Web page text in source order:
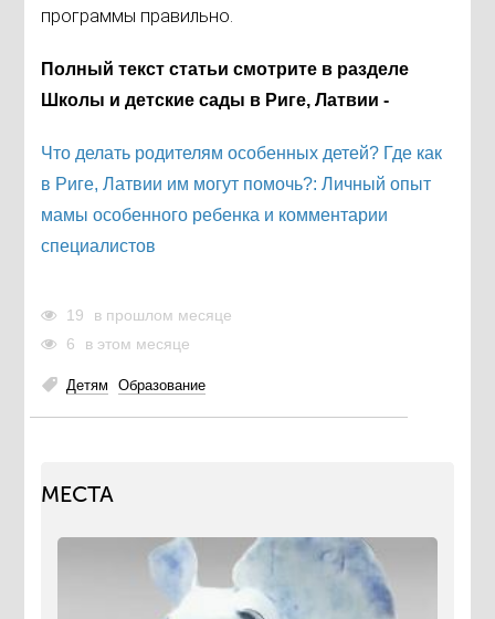
программы правильно.
Полный текст статьи смотрите в разделе
Школы и детские сады в Риге, Латвии -
Что делать родителям особенных детей? Где как
в Риге, Латвии им могут помочь?: Личный опыт
мамы особенного ребенка и комментарии
специалистов
19
в прошлом месяце
6
в этом месяце
Детям Образование
МЕСТА